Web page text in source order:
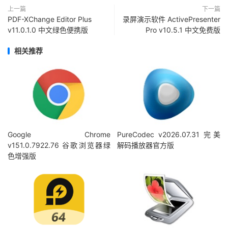
上一篇
PDF-XChange Editor Plus
v11.0.1.0 中文绿色便携版
下一篇
录屏演示软件 ActivePresenter
Pro v10.5.1 中文免费版
相关推荐
Google Chrome
v151.0.7922.76 谷歌浏览器绿
色增强版
PureCodec v2026.07.31 完美
解码播放器官方版